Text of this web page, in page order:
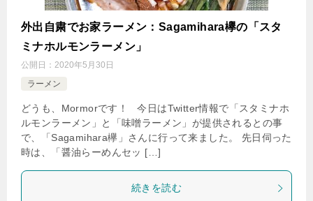
外出自粛でお家ラーメン：Sagamihara欅の「スタ
ミナホルモンラーメン」
公開日： 2020年5月30日
ラーメン
どうも、Mormorです！ 今日はTwitter情報で「スタミナホ
ルモンラーメン」と「味噌ラーメン」が提供されるとの事
で、「Sagamihara欅」さんに行って来ました。 先日伺った
時は、「醤油らーめんセッ […]
続きを読む